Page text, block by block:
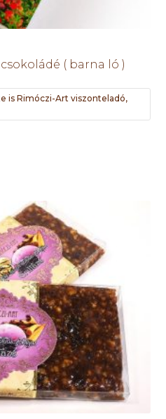
( barna ló )
is Rimóczi-Art viszonteladó,